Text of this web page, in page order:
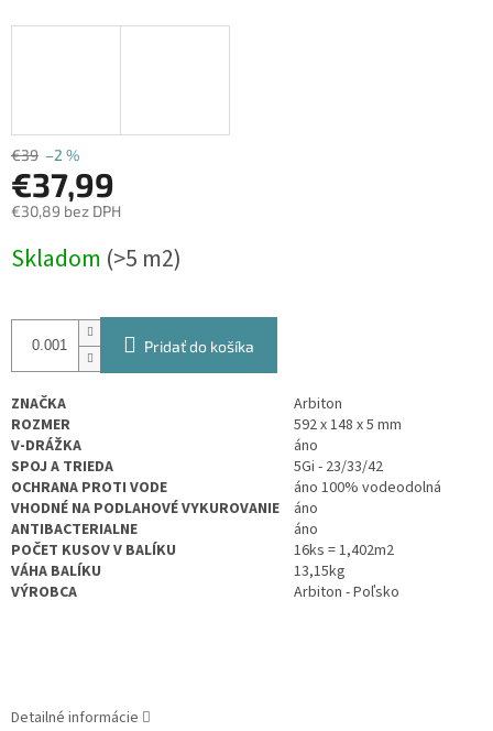
€39 –2 %
€37,99
€30,89 bez DPH
cena:
Skladom (>5 m2)
Pridať do košíka
ZNAČKA
Arbiton
ROZMER
592 x 148 x 5 mm
V-DRÁŽKA
áno
SPOJ A TRIEDA
5Gi - 23/33/42
OCHRANA PROTI VODE
áno 100% vodeodolná
VHODNÉ NA PODLAHOVÉ VYKUROVANIE
áno
ANTIBACTERIALNE
áno
POČET KUSOV V BALÍKU
16ks =1,402m2
VÁHA BALÍKU
13,15kg
VÝROBCA
Arbiton - Poľsko
Detailné informácie